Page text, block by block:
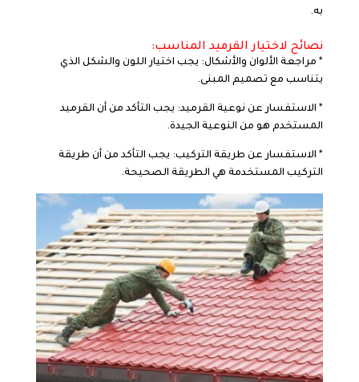
به.
نصائح لاختيار القرميد المناسب:
* مراجعة الألوان والأشكال: يجب اختيار اللون والشكل الذي
يتناسب مع تصميم المبنى.
* الاستفسار عن نوعية القرميد: يجب التأكد من أن القرميد
المستخدم هو من النوعية الجيدة.
* الاستفسار عن طريقة التركيب: يجب التأكد من أن طريقة
التركيب المستخدمة هي الطريقة الصحيحة.